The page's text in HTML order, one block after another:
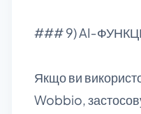
### 9)
Якщо ви
Wobbio,